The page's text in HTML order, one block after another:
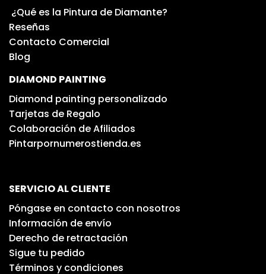
¿Qué es la Pintura de Diamante?
Reseñas
Contacto Comercial
Blog
DIAMOND PAINTING
Diamond painting personalizado
Tarjetas de Regalo
Colaboración de Afiliados
Pintarpornumerostienda.es
SERVICIO AL CLIENTE
Póngase en contacto con nosotros
Información de envío
Derecho de retractación
Sigue tu pedido
Términos y condiciones